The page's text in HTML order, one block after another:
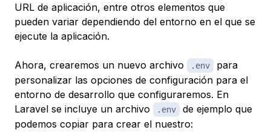
URL de aplicación, entre otros elementos que
pueden variar dependiendo del entorno en el que se
ejecute la aplicación.
Ahora, crearemos un nuevo archivo .env
para
personalizar las opciones de configuración para el
entorno de desarrollo que configuraremos. En
Laravel se incluye un archivo
.env
de ejemplo que
podemos copiar para crear el nuestro: